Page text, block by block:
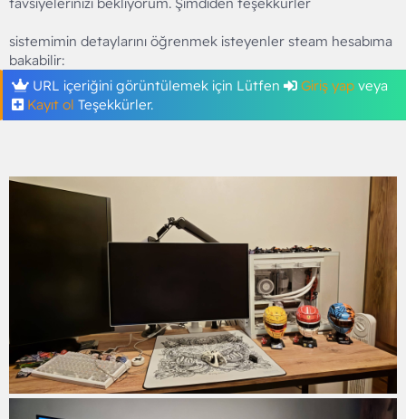
sistemimin detaylarını öğrenmek isteyenler steam hesabıma
bakabilir:
URL içeriğini görüntülemek için Lütfen
Giriş yap veya
Kayıt ol Teşekkürler.